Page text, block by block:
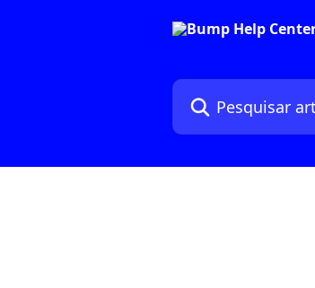
Pesquisar artigos...